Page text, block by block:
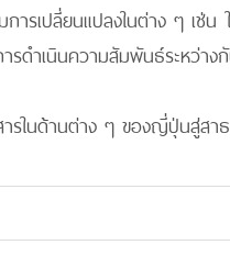
รเปลี่ยนแปลงในต่าง ๆ เช่น
ดำเนินความสัมพันธ์ระหว่าง
ารในด้านต่าง ๆ ของญี่ปุ่นสู่ส